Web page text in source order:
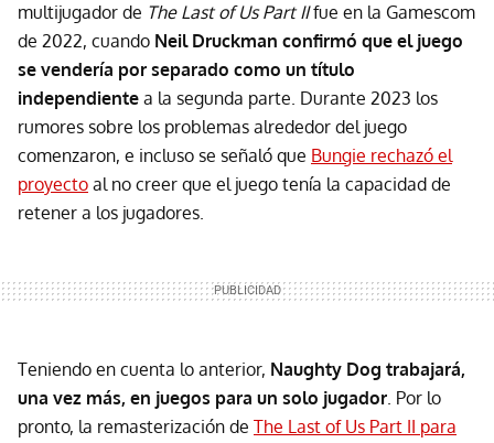
multijugador de The Last of Us Part IIfue en la Gamescom
de 2022, cuando Neil Druckman confirmó que el juego
se vendería por separado como un título
independiente a la segunda parte. Durante 2023 los
rumores sobre los problemas alrededor del juego
comenzaron, e incluso se señaló que Bungie rechazó el
proyecto al no creer que el juego tenía la capacidad de
retener a los jugadores.
Teniendo en cuenta lo anterior, Naughty Dog trabajará,
una vez más, en juegos para un solo jugador. Por lo
pronto, la remasterización de The Last of Us Part II para